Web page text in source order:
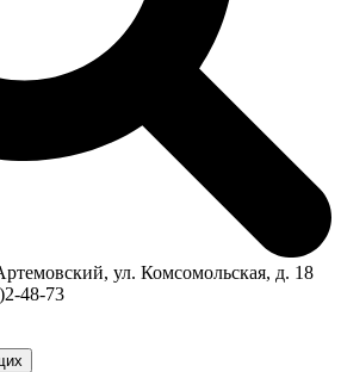
ул. Комсомольская, д. 18
48-73